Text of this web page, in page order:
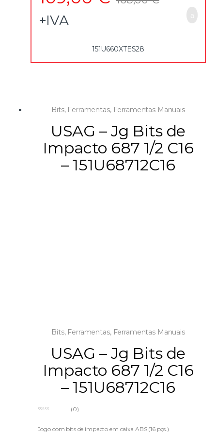
– 1,5-2-2,5-3-4-5-5,5-6-7-8-9-10 mm
– T6-T7-T8-T9-T10-T15-T20-T25-T27-T30-T40-T45-T47-T50
+IVA
151U660XTES28
Bits, Ferramentas, Ferramentas Manuais
USAG – Jg Bits de
Impacto 687 1/2 C16
– 151U68712C16
Bits, Ferramentas, Ferramentas Manuais
USAG – Jg Bits de
Impacto 687 1/2 C16
– 151U68712C16
u
(0)
Jogo com bits de impacto em caixa ABS (16 pçs.)